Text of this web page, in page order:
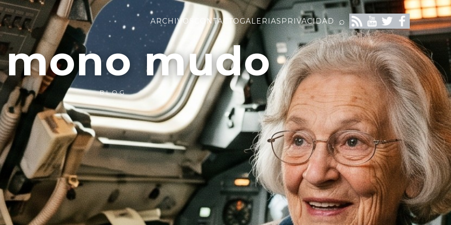
ARCHIVOS CONTACTOGALERIASPRIVACIDAD ⌕
mudo
BLOG